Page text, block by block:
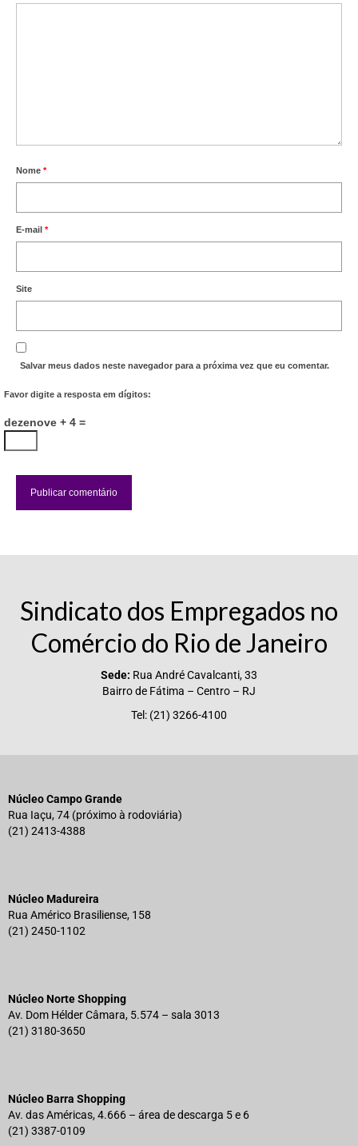
Seja um conveniado
COMUNICAÇÃO
PESQUISA 6×1
Nome *
E-mail *
Site
Salvar meus dados neste navegador para a próxima vez que eu comentar.
Favor digite a resposta em dígitos:
dezenove + 4 =
Sindicato dos Empregados no
Comércio do Rio de Janeiro
Sede: Rua André Cavalcanti, 33
Bairro de Fátima – Centro – RJ
Tel: (21) 3266-4100
Núcleo Campo Grande
Rua Iaçu, 74 (próximo à rodoviária)
(21) 2413-4388
Núcleo Madureira
Rua Américo Brasiliense, 158
(21) 2450-1102
Núcleo Norte Shopping
Av. Dom Hélder Câmara, 5.574 – sala 3013
(21) 3180-3650
Núcleo Barra Shopping
Av. das Américas, 4.666 – área de descarga 5 e 6
(21) 3387-0109